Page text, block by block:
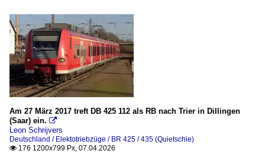
Am 27 März 2017 treft DB 425 112 als RB nach Trier in Dillingen
(Saar) ein. 
Leon Schrijvers
Deutschland / Elektotriebzüge / BR 425 / 435 (Quietschie)
 176 1200x799 Px, 07.04.2026